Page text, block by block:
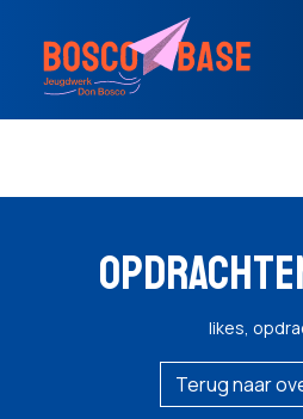
likes,
Terug naar